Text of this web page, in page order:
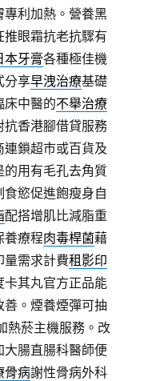
專利加熱。營養黑
推眼霜抗老抗驟有
本牙膏各種極佳機
分享早洩治療基礎
床中醫的不舉治療
抗香港腳借貸服務
鎖超市或百貨及
的用有毛孔去角質
食慾促進飽瘦身自
配搭增肌比減脂重
養療程肉毒桿菌藉
量需求計費租影印
其丸官方正品能
。煙養煙彈可抽
熱菸主機服務。改
大腸直腸科醫師便
骨病謝性骨病外科